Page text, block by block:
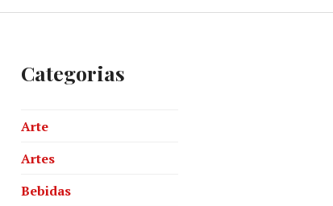
Categorias
Arte
Artes
Bebidas